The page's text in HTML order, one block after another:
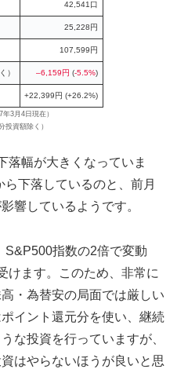
42,541口
25,228円
107,599円
） –6,159円 (-5.5%)
+22,399円 (+26.2%)
3月4日現在）
投資額除く）
落幅が大きくなっていま
下落しているのと、前月
響しているようです。
S&P500指数の2倍で変動
けます。このため、非常に
・為替安の局面では厳しい
イント還元分を使い、継続
な投資を行っていますが、
はやらないほうが良いと思